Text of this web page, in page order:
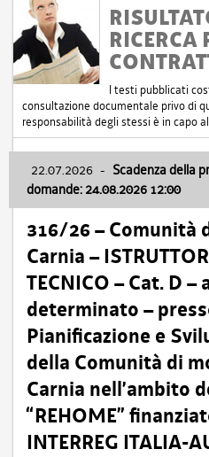
RICERCA
I testi pubblicati
consultazione documentale privo di
responsabilità degli stessi è in capo
22.07.2026 - Scadenza della
domande: 24.08.2026 12:00
316/26 – Comunità
Carnia –
TECNICO – Cat. D –
determinato –
Pianificazione e
della Comunità di
Carnia nell’ambito
“REHOME”
INTERREG ITALIA-